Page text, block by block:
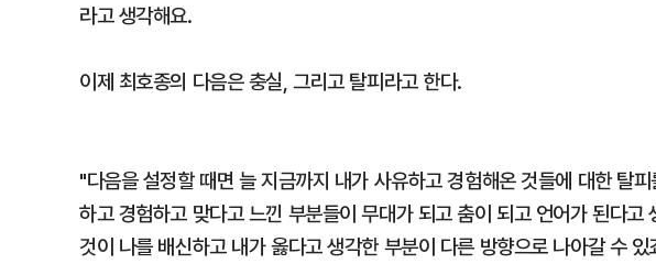
라고 생각해요.
이제 최호종의 다음은 충실, 그리고 탈피라고 한다.
"다음을 설정할 때면 늘 지금까지 내가 사유하고 경험해온 것들에 대한 탈
하고 경험하고 맞다고 느낀 부분들이 무대가 되고 춤이 되고 언어가 된다
것이 나를 배신하고 내가 옳다고 생각한 부분이 다른 방향으로 나아갈 수